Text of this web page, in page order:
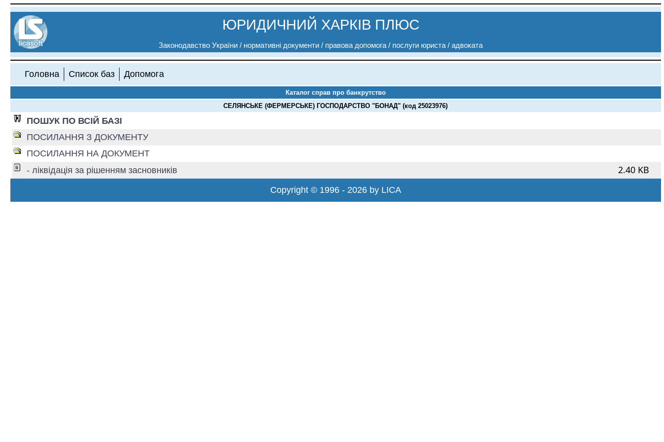
ЮРИДИЧНИЙ ХАРКІВ ПЛЮС
Законодавство України / нормативні документи / правова допомога / послуги юриста / адвоката
Головна Список баз Допомога
Каталог справ про банкрутство
СЕЛЯНСЬКЕ (ФЕРМЕРСЬКЕ) ГОСПОДАРСТВО "БОНАД" (код 25023976)
ПОШУК ПО ВСІЙ БАЗІ
ПОСИЛАННЯ З ДОКУМЕНТУ
ПОСИЛАННЯ НА ДОКУМЕНТ
- ліквідація за рішенням засновників
2.40 KB
Copyright © 1996 - 2026 by LICA